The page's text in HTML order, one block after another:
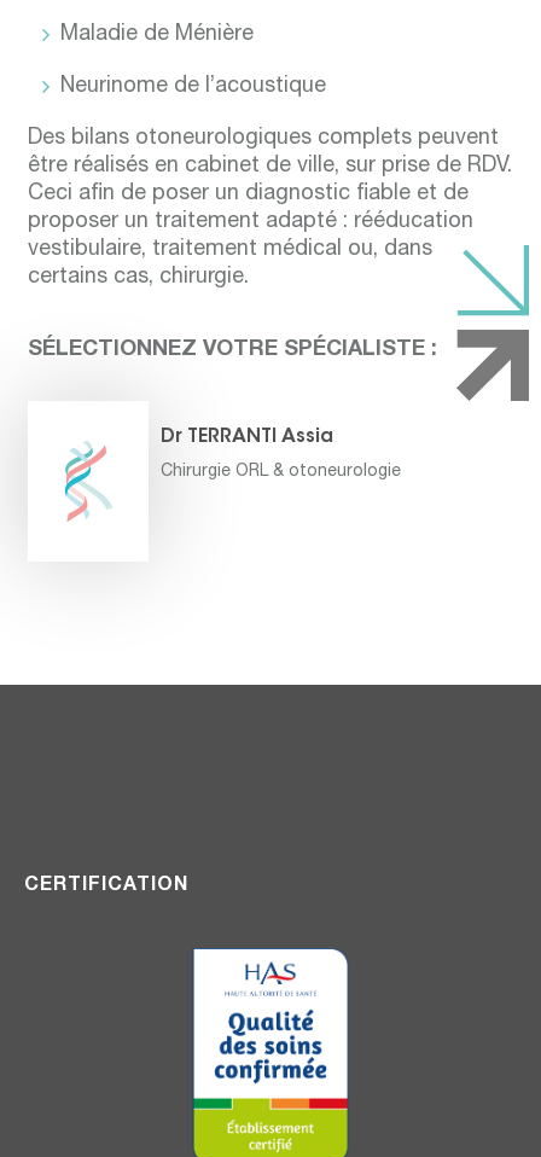
Maladie de Ménière
Neurinome de l’acoustique
Des bilans otoneurologiques complets peuvent
être réalisés en cabinet de ville, sur prise de RDV.
Ceci afin de poser un diagnostic fiable et de
proposer un traitement adapté : rééducation
vestibulaire, traitement médical ou, dans
certains cas, chirurgie.
SÉLECTIONNEZ VOTRE SPÉCIALISTE :
Dr TERRANTI Assia
Chirurgie ORL & otoneurologie
CERTIFICATION